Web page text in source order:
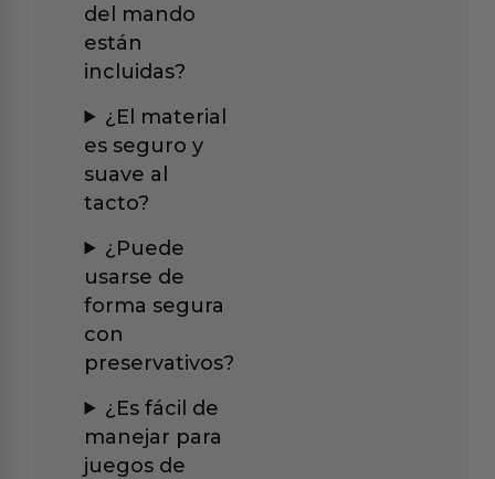
del mando
están
incluidas?
¿El material
es seguro y
suave al
tacto?
¿Puede
usarse de
forma segura
con
preservativos?
¿Es fácil de
manejar para
juegos de